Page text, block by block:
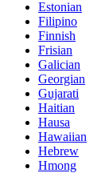
Estonian
Filipino
Finnish
Frisian
Galician
Georgian
Gujarati
Haitian
Hausa
Hawaiian
Hebrew
Hmong